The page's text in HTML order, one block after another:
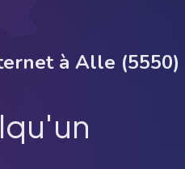
à Alle (5550)